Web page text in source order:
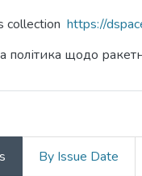
collection https://
щодо
By Issue Date